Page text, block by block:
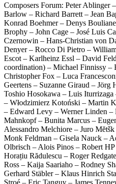
Composers Forum: Peter Ablinger
Barlow – Richard Barrett – Jean
Konrad Boehmer – Denys
Brophy – John Cage – José Luis
Czernowin – Hans-Christian von
Denyer – Rocco Di Pietro –
Escot – Karlheinz Essl – David
coordination) – Michael Finnissy –
Christopher Fox – Luca
Geertens – Suzanne Giraud – Jörg
Toshio Hosokawa – Luis
– Włodzimierz Kotoński – Martin
– Edward Levy – Werner Linden –
Mahnkopf – Bunita Marcus –
Alessandro Melchiore – Juro
Monk Feldman – Gisela Nauck –
Olbrisch – Alois Pinos – Robert
Horațiu Rădulescu – Roger
Ross – Kaija Saariaho – Rodney
Gerhard Stäbler – Klaus Hinrich
Stroé – Eric Tanguy – James